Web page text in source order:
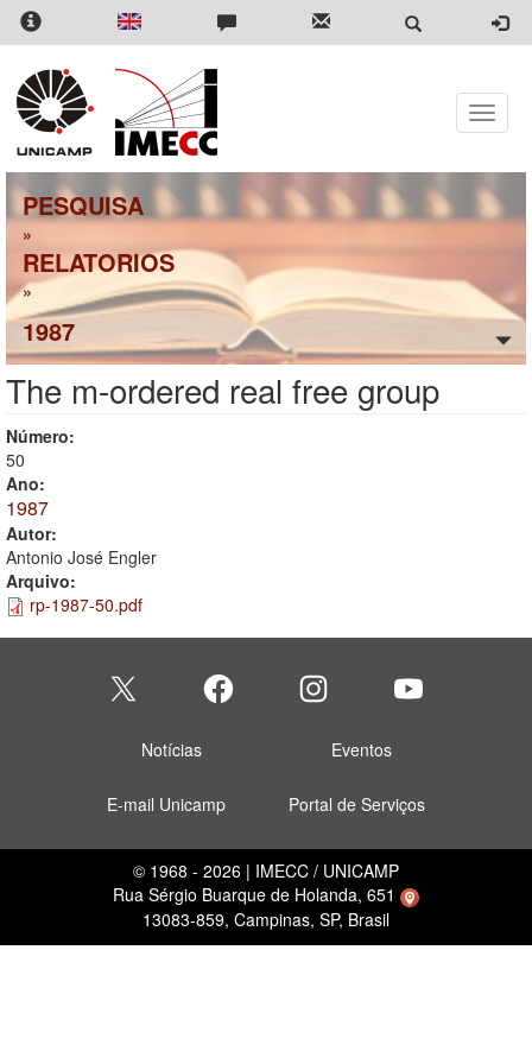
Pular
para
conteúdo
principal
Toggle
PESQUISA
»
RELATORIOS
»
1987
The m-ordered real free group
Número:
50
Ano:
1987
Autor:
Antonio José Engler
Arquivo:
rp-1987-50.pdf
Notícias Eventos
E-mail Unicamp Portal de Serviços
© 1968 - 2026 | IMECC / UNICAMP
Rua Sérgio Buarque de Holanda, 651
13083-859, Campinas, SP, Brasil